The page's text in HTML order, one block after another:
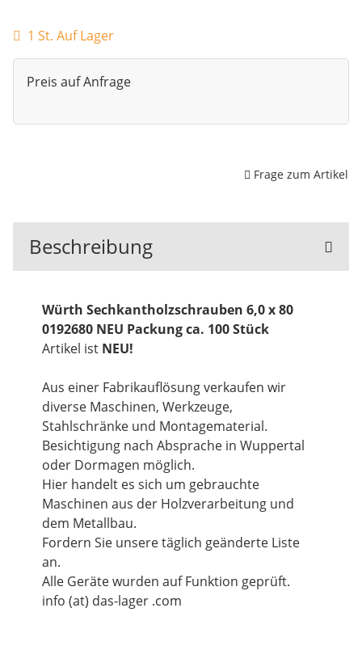
1 St. Auf Lager
Preis auf Anfrage
Frage zum Artikel
Beschreibung
Würth Sechkantholzschrauben 6,0 x 80
0192680 NEU Packung ca. 100 Stück
Artikel ist NEU!
Aus einer Fabrikauflösung verkaufen wir
diverse Maschinen, Werkzeuge,
Stahlschränke und Montagematerial.
Besichtigung nach Absprache in Wuppertal
oder Dormagen möglich.
Hier handelt es sich um gebrauchte
Maschinen aus der Holzverarbeitung und
dem Metallbau.
Fordern Sie unsere täglich geänderte Liste
an.
Alle Geräte wurden auf Funktion geprüft.
info (at) das-lager .com